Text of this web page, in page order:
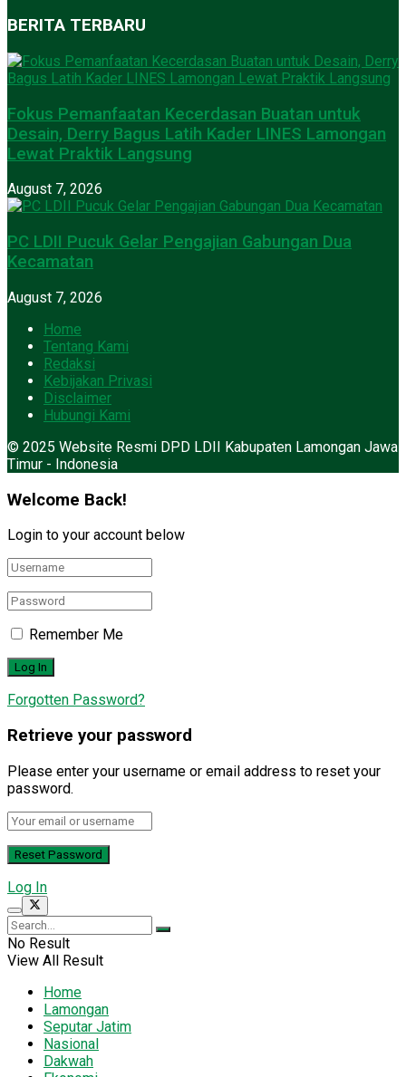
BERITA TERBARU
Fokus Pemanfaatan Kecerdasan Buatan untuk
Desain, Derry Bagus Latih Kader LINES Lamongan
Lewat Praktik Langsung
August 7, 2026
PC LDII Pucuk Gelar Pengajian Gabungan Dua
Kecamatan
August 7, 2026
Home
Tentang Kami
Redaksi
Kebijakan Privasi
Disclaimer
Hubungi Kami
© 2025 Website Resmi DPD LDII Kabupaten Lamongan Jawa
Timur - Indonesia
Welcome Back!
Login to your account below
Remember Me
Forgotten Password?
Retrieve your password
Please enter your username or email address to reset your
password.
Log In
No Result
View All Result
Home
Lamongan
Seputar Jatim
Nasional
Dakwah